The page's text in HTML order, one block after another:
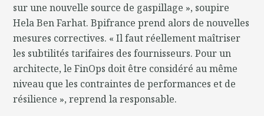
sur une nouvelle source de gaspillage », soupire
Hela Ben Farhat. Bpifrance prend alors de nouvelles
mesures correctives. « Il faut réellement maîtriser
les subtilités tarifaires des fournisseurs. Pour un
architecte, le FinOps doit être considéré au même
niveau que les contraintes de performances et de
résilience », reprend la responsable.